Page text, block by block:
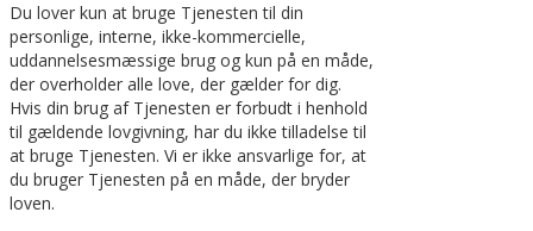
Du lover kun at bruge Tjenesten til din
personlige, interne, ikke-kommercielle,
uddannelsesmæssige brug og kun på en måde,
der overholder alle love, der gælder for dig.
Hvis din brug af Tjenesten er forbudt i henhold
til gældende lovgivning, har du ikke tilladelse til
at bruge Tjenesten. Vi er ikke ansvarlige for, at
du bruger Tjenesten på en måde, der bryder
loven.